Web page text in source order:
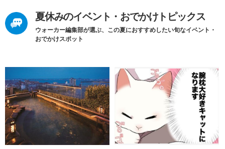
夏休みのイベント・おでかけトピックス
ウォーカー編集部が選ぶ、この夏におすすめしたい旬なイベント・
おでかけスポット